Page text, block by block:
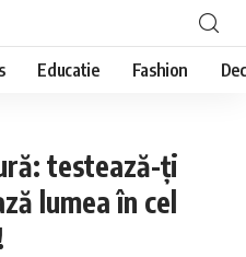
Educatie Fashion
testează-ți
lumea în cel